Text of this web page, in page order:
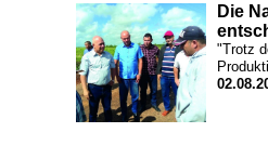
Die
"Trotz